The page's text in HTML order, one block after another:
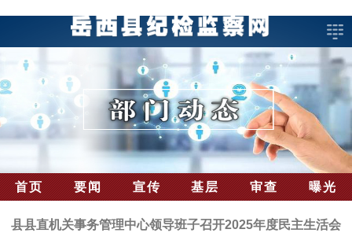
首页 要闻 宣传 基层 审查 曝光
县县直机关事务管理中心领导班子召开2025年度民主生活会